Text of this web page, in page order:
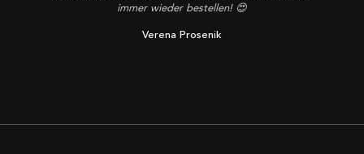
immer wieder bestellen! 😍
Verena Prosenik